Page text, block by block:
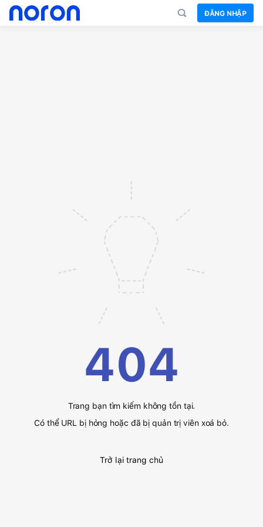
ĐĂNG NHẬP
404
Trang bạn tìm kiếm không tồn tại.
Có thể URL bị hỏng hoặc đã bị quản trị viên xoá bỏ.
Trở lại trang chủ